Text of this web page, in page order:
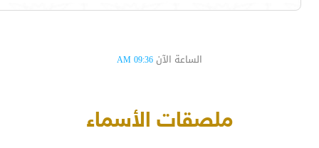
الساعة الآن 09:36 AM
ملصقات الأسماء